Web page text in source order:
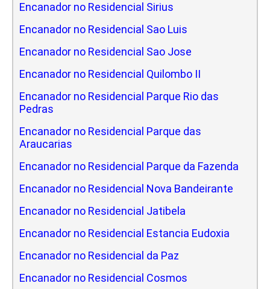
Encanador no Residencial Sirius
Encanador no Residencial Sao Luis
Encanador no Residencial Sao Jose
Encanador no Residencial Quilombo II
Encanador no Residencial Parque Rio das
Pedras
Encanador no Residencial Parque das
Araucarias
Encanador no Residencial Parque da Fazenda
Encanador no Residencial Nova Bandeirante
Encanador no Residencial Jatibela
Encanador no Residencial Estancia Eudoxia
Encanador no Residencial da Paz
Encanador no Residencial Cosmos